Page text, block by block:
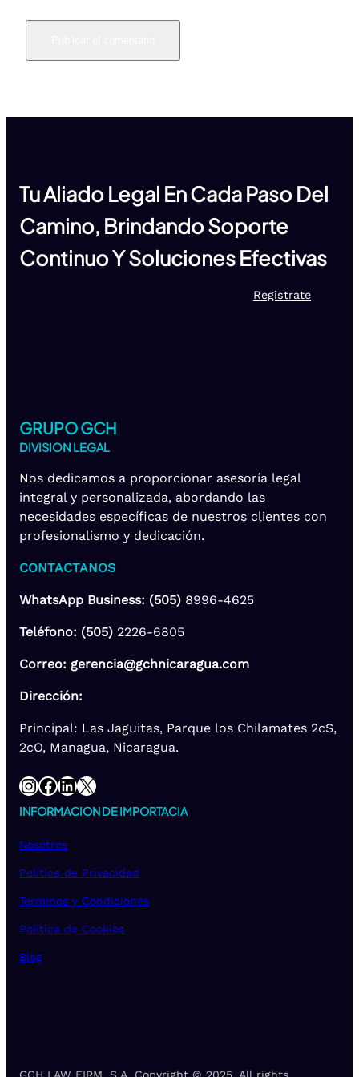
Tu Aliado Legal En Cada Paso Del
Camino, Brindando Soporte
Continuo Y Soluciones Efectivas
Registrate
GRUPO GCH
DIVISION LEGAL
Nos dedicamos a proporcionar asesoría legal
integral y personalizada, abordando las
necesidades específicas de nuestros clientes con
profesionalismo y dedicación.
CONTACTANOS
WhatsApp Business: (505) 8996-4625
Teléfono: (505) 2226-6805
Correo: gerencia@gchnicaragua.com
Dirección:
Principal: Las Jaguitas, Parque los Chilamates 2cS,
2cO, Managua, Nicaragua.
InstagramFacebook LinkedIn X
INFORMACION DE IMPORTACIA
Nosotros
Política de Privacidad
Terminos y Condiciones
Politica de Cookies
Blog
GCH LAW FIRM, S.A. Copyright © 2025. All rights